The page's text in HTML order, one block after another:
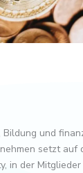
und
setzt auf
in der